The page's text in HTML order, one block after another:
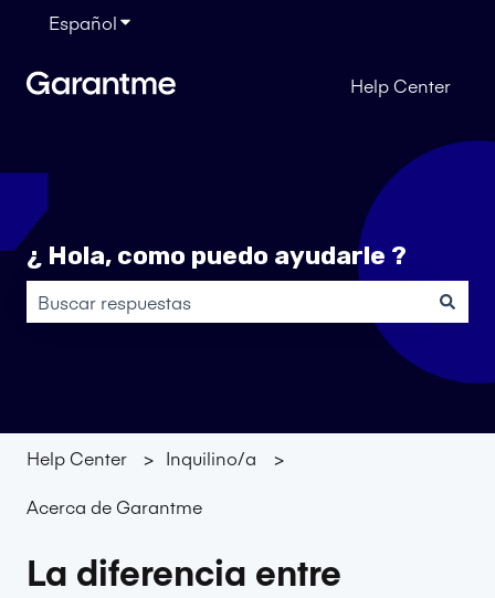
EspañolTraducciones de Mostrar submenú de
Help Center
¿ Hola, como puedo ayudarle ?
No hay sugerencias porque el campo de búsqueda
Help Center Inquilino/a
Acerca de Garantme
La diferencia entre